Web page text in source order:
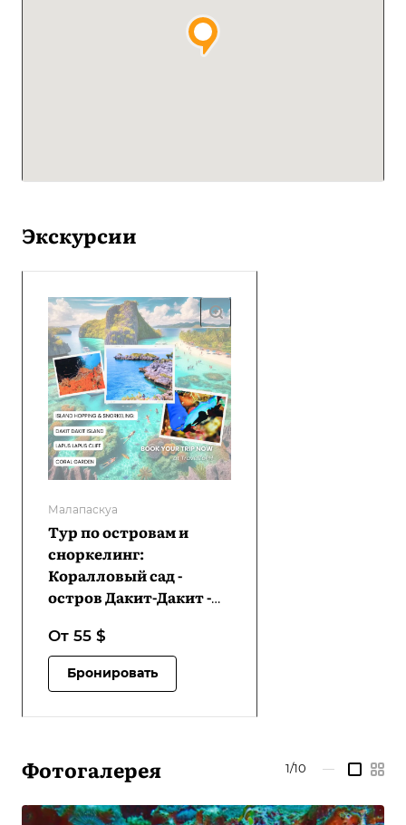
Экскурсии
Малапаскуа
Тур по островам и
сноркелинг:
Коралловый сад -
остров Дакит-Дакит -
IHSTDICGCDDILLC-D1
От 55 $
Бронировать
Фотогалерея 1/10 —